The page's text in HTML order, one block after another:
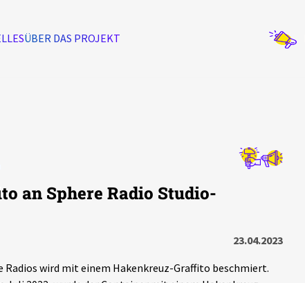
ÜBER DAS PROJEKT
an Sphere Radio Studio-
23.04.2023
Radios wird mit einem Hakenkreuz-Graffito beschmiert.
Statistik